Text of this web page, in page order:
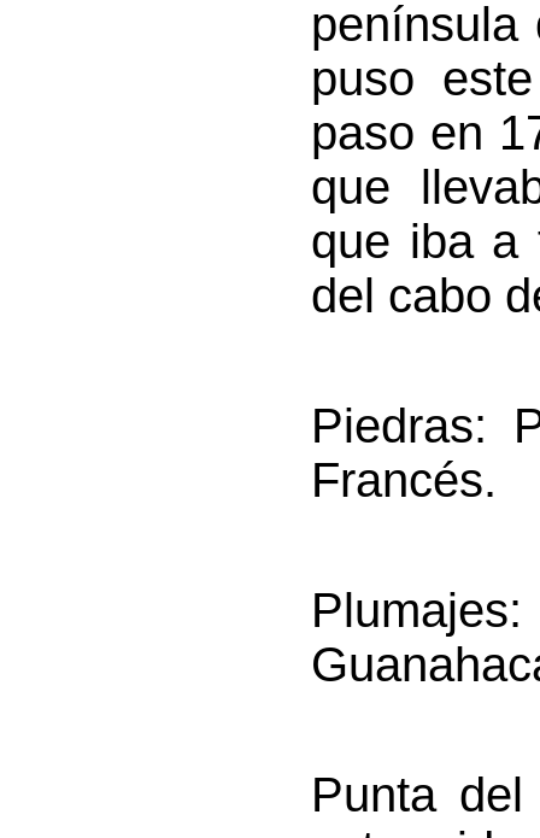
península
puso
paso en
que
que iba a
del cabo
Piedras:
Francés.
Plumajes:
Punta del